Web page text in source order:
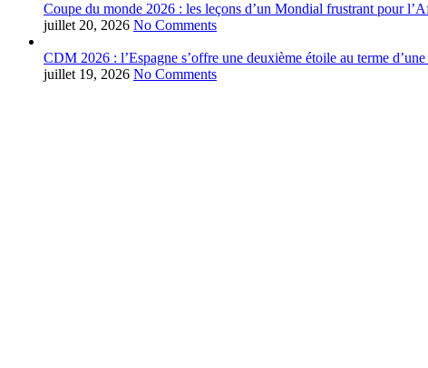
Coupe du monde 2026 : les leçons d’un Mondial frustrant pour
juillet 20, 2026 No Comments
CDM 2026 : l’Espagne s’offre une deuxième étoile au terme
juillet 19, 2026 No Comments